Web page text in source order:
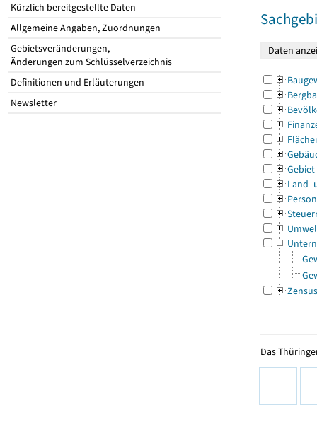
Kürzlich bereitgestellte Daten
Allgemeine Angaben, Zuordnungen
Gebietsveränderungen,
Änderungen zum Schlüsselverzeichnis
Definitionen und Erläuterungen
Newsletter
Gebiet
Land-
Zensus
Das